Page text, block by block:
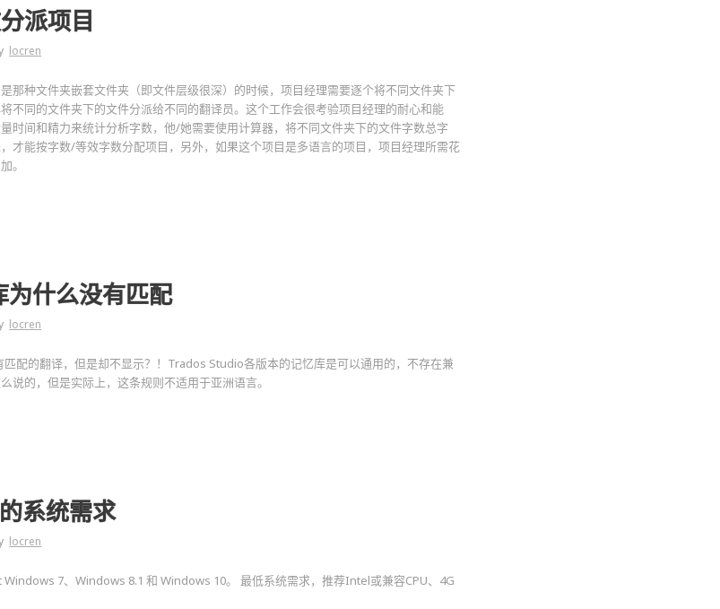
派项目
locren
那种文件夹嵌套文件夹（即文件层级很深）的时候，项目经理需要逐个将不同文件夹下
不同的文件夹下的文件分派给不同的翻译员。这个工作会很考验项目经理的耐心和能
时间和精力来统计分析字数，他/她需要使用计算器，将不同文件夹下的文件字数总字
才能按字数/等效字数分配项目，另外，如果这个项目是多语言的项目，项目经理所需花
。
什么没有匹配
locren
配的翻译，但是却不显示？！Trados Studio各版本的记忆库是可以通用的，不存在兼
说的，但是实际上，这条规则不适用于亚洲语言。
系统需求
locren
7、Windows 8.1 和 Windows 10。 最低系统需求，推荐Intel或兼容CPU、4G